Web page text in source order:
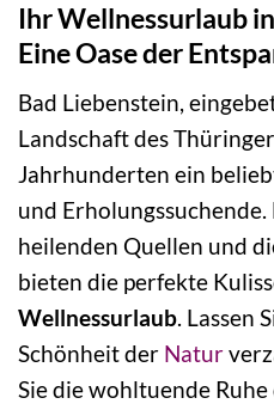
Ihr Wellnessurlaub
Eine Oase der
Bad Liebenstein,
Landschaft des
Jahrhunderten ein
und
heilenden Quellen und
bieten die perfekte
Wellnessurlaub . Lassen
Schönheit der Natur
Sie die wohltuende